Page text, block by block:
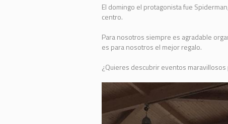
El domingo el protagonista fue
centro.
Para nosotros siempre es agradable
es para nosotros el mejor regalo.
¿Quieres descubrir eventos